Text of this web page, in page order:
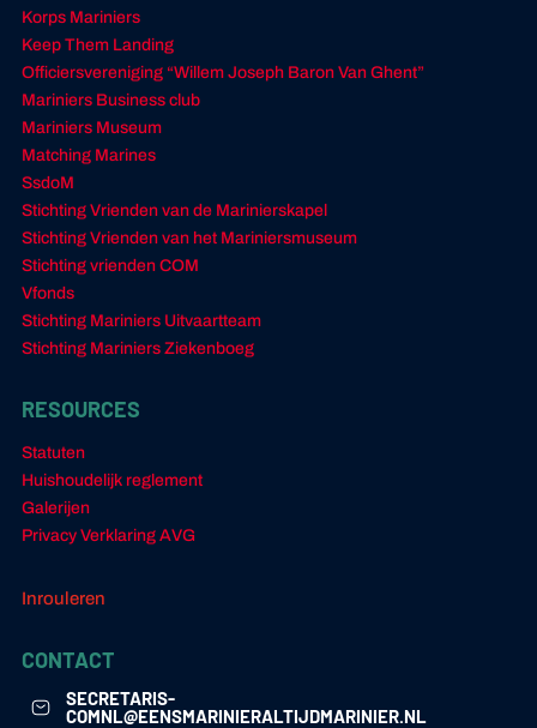
Korps Mariniers
Keep Them Landing
Officiersvereniging “Willem Joseph Baron Van Ghent”
Mariniers Business club
Mariniers Museum
Matching Marines
SsdoM
Stichting Vrienden van de Marinierskapel
Stichting Vrienden van het Mariniersmuseum
Stichting vrienden COM
Vfonds
Stichting Mariniers Uitvaartteam
Stichting Mariniers Ziekenboeg
RESOURCES
Statuten
Huishoudelijk reglement
Galerijen
Privacy Verklaring AVG
Inrouleren
CONTACT
SECRETARIS-
COMNL@EENSMARINIERALTIJDMARINIER.NL